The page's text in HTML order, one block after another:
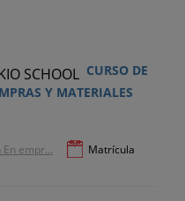
CURSO DE
Y MATERIALES
empr...
Matrícula